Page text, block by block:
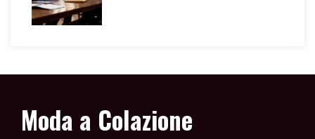
Moda a Colazione